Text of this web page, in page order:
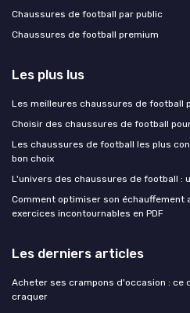
Chaussures de football par public
Chaussures de football premium
Les plus lus
Les meilleures chaussures de football
Choisir des chaussures de football
Les chaussures de football les plus
bon choix
L'univers des chaussures de football :
Comment optimiser son échauffement
exercices incontournables en PDF
Les derniers articles
Acheter ses crampons d'occasion : ce
craquer